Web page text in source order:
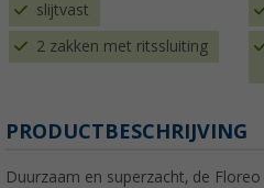
slijtvast
2 zakken met ritssluiting
PRODUCTBESCHRIJVING
Duurzaam en superzacht, de